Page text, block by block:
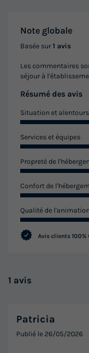
CHALET 5 personnes
du30/09/2026au
Modifier les dates
Annulation gratuite
30m²
Terrasse couverte
Note globale
Basée sur1 avis
Les commentaires
séjour à
Résumé des avis
Situation et alentours
Services et équipes
Propreté de
Confort de
Qualité de
Avis clients 100%
1 avis
Patricia
Publié le 26/05/2026